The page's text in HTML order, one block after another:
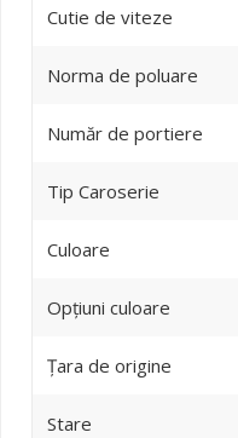
Cutie de viteze
Norma de poluare
Număr de portiere
Tip Caroserie
Culoare
Opțiuni culoare
Țara de origine
Stare